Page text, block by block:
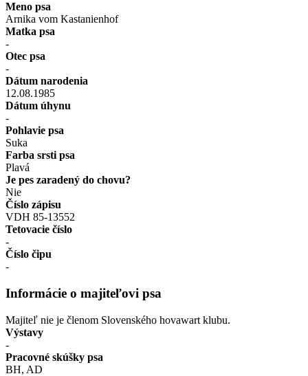
Meno psa
Arnika vom Kastanienhof
Matka psa
-
Otec psa
-
Dátum narodenia
12.08.1985
Dátum úhynu
-
Pohlavie psa
Suka
Farba srsti psa
Plavá
Je pes zaradený do chovu?
Nie
Číslo zápisu
VDH 85-13552
Tetovacie číslo
-
Číslo čipu
-
Informácie o majiteľovi psa
Majiteľ nie je členom Slovenského hovawart klubu.
Výstavy
-
Pracovné skúšky psa
BH, AD